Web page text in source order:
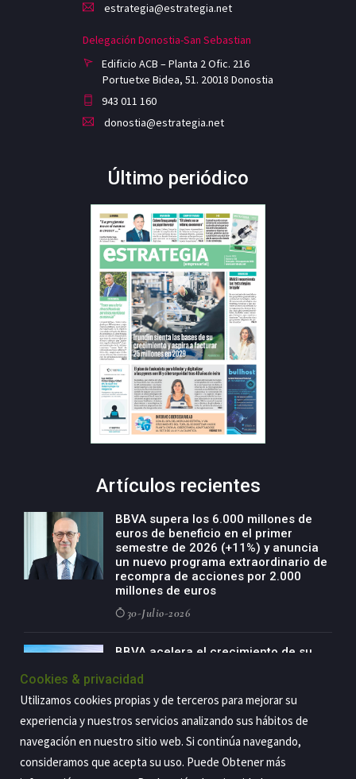
estrategia@estrategia.net
Delegación Donostia-San Sebastian
Edificio ACB – Planta 2 Ofic. 216
Portuetxe Bidea, 51. 20018 Donostia
943 011 160
donostia@estrategia.net
Último periódico
Artículos recientes
BBVA supera los 6.000 millones de
euros de beneficio en el primer
semestre de 2026 (+11%) y anuncia
un nuevo programa extraordinario de
recompra de acciones por 2.000
millones de euros
30-Julio-2026
BBVA acelera el crecimiento de su
de especialización presente en siete
países
29-Julio-2026
Cookies & privacidad
Utilizamos cookies propias y de terceros para mejorar su
experiencia y nuestros servicios analizando sus hábitos de
navegación en nuestro sitio web. Si continúa navegando,
consideramos que acepta su uso. Puede Obtener más